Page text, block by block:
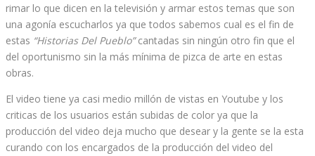
rimar lo que dicen en la televisión y armar estos temas que son
una agonía escucharlos ya que todos sabemos cual es el fin de
estas “Historias Del Pueblo”cantadas sin ningún otro fin que el
del oportunismo sin la más mínima de pizca de arte en estas
obras.
El video tiene ya casi medio millón de vistas en Youtube y los
criticas de los usuarios están subidas de color ya que la
producción del video deja mucho que desear y la gente se la esta
curando con los encargados de la producción del video del